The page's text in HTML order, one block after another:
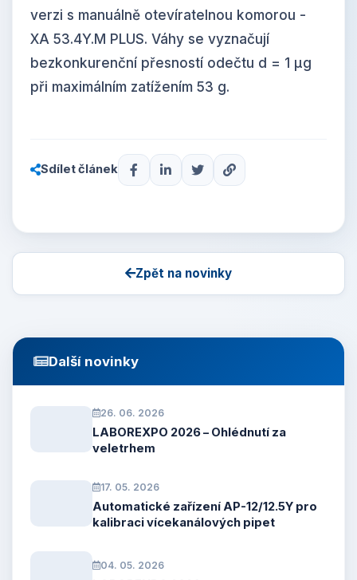
verzi s manuálně otevíratelnou komorou -
XA 53.4Y.M PLUS. Váhy se vyznačují
bezkonkurenční přesností odečtu d = 1 μg
při maximálním zatížením 53 g.
Sdílet článek
Zpět na novinky
Další novinky
26. 06. 2026
LABOREXPO 2026 – Ohlédnutí za
veletrhem
17. 05. 2026
Automatické zařízení AP-12/12.5Y pro
kalibraci vícekanálových pipet
04. 05. 2026